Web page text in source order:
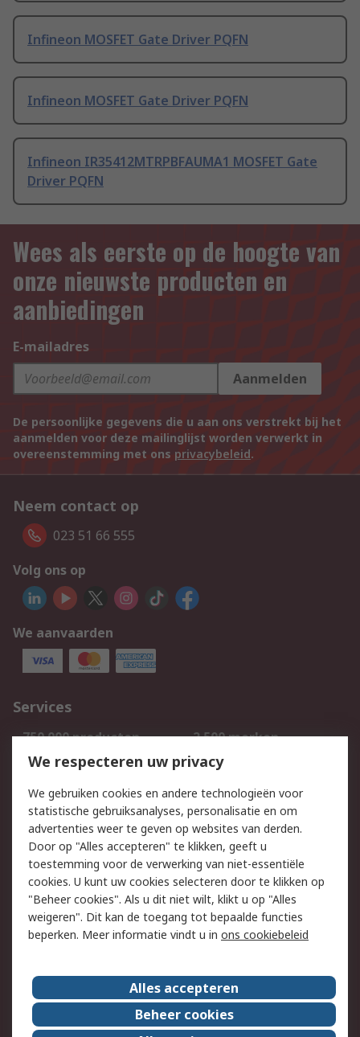
Infineon MOSFET Gate Driver PQFN
Infineon MOSFET Gate Driver PQFN
Infineon IR35412MTRPBFAUMA1 MOSFET Gate
Driver PQFN
Wees als eerste op de hoogte van
onze nieuwste producten en
aanbiedingen
E-mailadres
Aanmelden
De persoonlijke gegevens die u aan ons verstrekt bij het
aanmelden voor deze mailinglijst worden verwerkt in
overeenstemming met ons privacybeleid.
Neem contact op
023 51 66 555
Volg ons op
We aanvaarden
Services
750.000 producten
2.500 merken
Bestellen
Inkoopoplossingen
Track & Trace
Wettelijk
Cookiebeleid
Email veiligheid
Privacybeleid
Websitevoorwaarden
Algemene
verkoopvoorwaarden
Over RS
RS Group
Over ons
RS wereldwijd
Werken bij RS
We respecteren uw privacy
We gebruiken cookies en andere technologieën voor
statistische gebruiksanalyses, personalisatie en om
advertenties weer te geven op websites van derden.
Door op "Alles accepteren" te klikken, geeft u
toestemming voor de verwerking van niet-essentiële
cookies. U kunt uw cookies selecteren door te klikken op
"Beheer cookies". Als u dit niet wilt, klikt u op "Alles
weigeren". Dit kan de toegang tot bepaalde functies
beperken. Meer informatie vindt u in ons cookiebeleid
Alles accepteren
Beheer cookies